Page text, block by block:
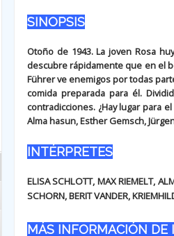
SINOPSIS
Otoño de 1943. La joven Rosa
descubre rápidamente que en el
Führer ve enemigos por todas
comida preparada para él.
contradicciones. ¿Hay lugar para
Alma hasun, Esther Gemsch,
INTÉRPRETES
ELISA SCHLOTT, MAX RIEMELT,
SCHORN, BERIT VANDER,
MÁS INFORMACIÓN DE